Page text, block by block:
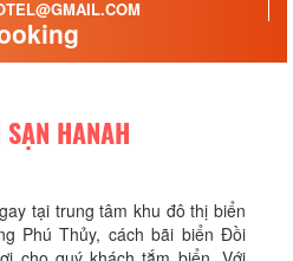
HANAH
tại trung tâm khu đô thị biển
Phú Thủy, cách bãi biển Đồi